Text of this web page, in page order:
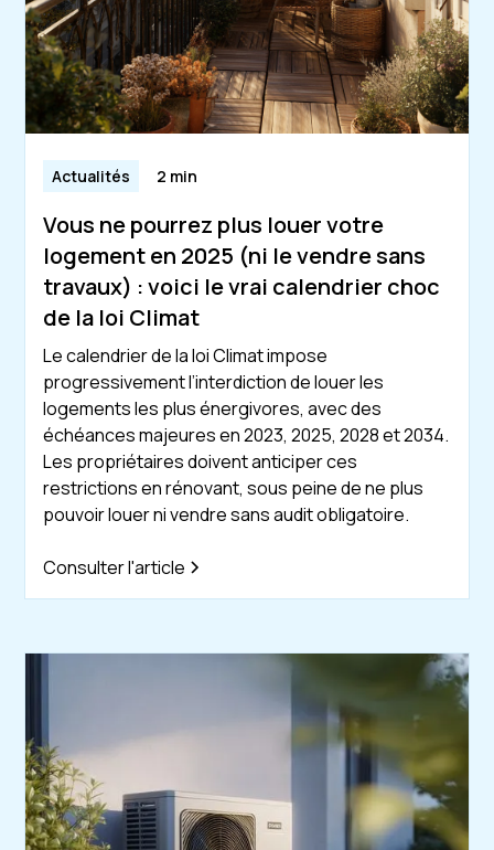
Actualités 2 min
Vous ne pourrez plus louer votre
logement en 2025 (ni le vendre sans
travaux) : voici le vrai calendrier choc
de la loi Climat
Le calendrier de la loi Climat impose
progressivement l’interdiction de louer les
logements les plus énergivores, avec des
échéances majeures en 2023, 2025, 2028 et 2034.
Les propriétaires doivent anticiper ces
restrictions en rénovant, sous peine de ne plus
pouvoir louer ni vendre sans audit obligatoire.
Consulter l'article